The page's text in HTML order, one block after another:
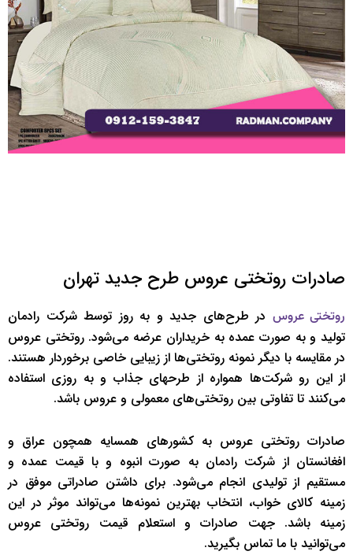
صادرات روتختی عروس طرح جدید تهران
روتختی عروس در طرح‌های جدید و به روز توسط شرکت رادمان
تولید و به صورت عمده به خریداران عرضه می‌شود. روتختی عروس
در مقایسه با دیگر نمونه روتختی‌ها از زیبایی خاصی برخوردار هستند.
از این رو شرکت‌ها همواره از طرحهای جذاب و به روزی استفاده
می‌کنند تا تفاوتی بین روتختی‌های معمولی و عروس باشد.
صادرات روتختی عروس به کشورهای همسایه همچون عراق و
افغانستان از شرکت رادمان به صورت انبوه و با قیمت عمده و
مستقیم از تولیدی انجام می‌شود. برای داشتن صادراتی موفق در
زمینه کالای خواب، انتخاب بهترین نمونه‌ها می‌تواند موثر در این
زمینه باشد. جهت صادرات و استعلام قیمت روتختی عروس
می‌توانید با ما تماس بگیرید.